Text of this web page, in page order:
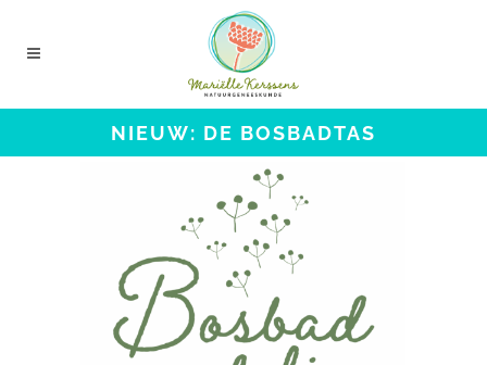
NIEUW: DE BOSBADTAS